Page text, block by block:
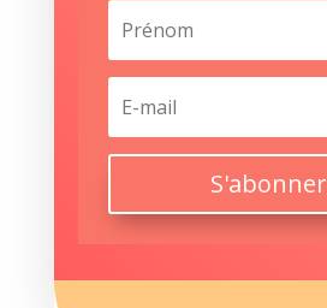
S'abonner